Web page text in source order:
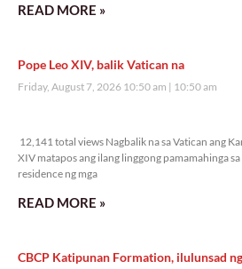
READ MORE »
Pope Leo XIV, balik Vatican na
Friday, August 7, 2026 10:50 am 10:50 am
12,141 total views Nagbalik na sa Vatican ang
XIV matapos ang ilang linggong pamamahinga
residence ng mga
READ MORE »
CBCP Katipunan Formation, ilulunsad